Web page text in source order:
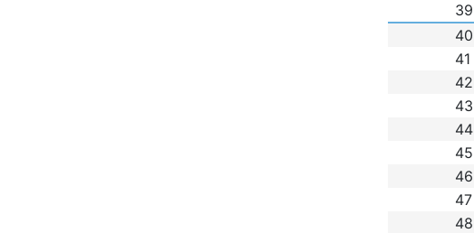
39
40
41
42
43
44
45
46
47
48